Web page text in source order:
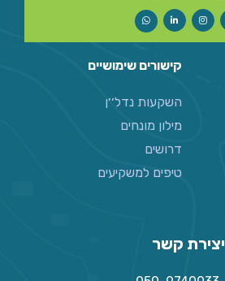
קישורים שימושיים
השקעות נדל׳׳ן
מילון מונחים
דרושים
טיפים למשקיעים
יצירת קשר